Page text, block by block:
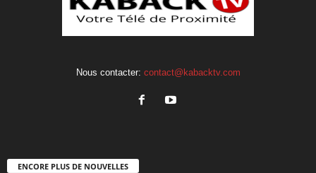
Nous contacter: contact@kabacktv.com
ENCORE PLUS DE NOUVELLES